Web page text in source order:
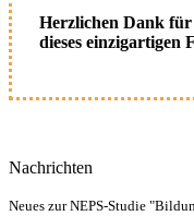
Herzlichen Dank
dieses einzigartigen
Nachrichten
Neues zur NEPS-Studie